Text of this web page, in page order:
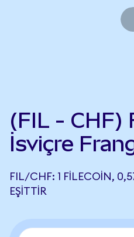
(FIL - CHF)
İsviçre
FIL/CHF: 1 FILECOIN,
EŞITTIR